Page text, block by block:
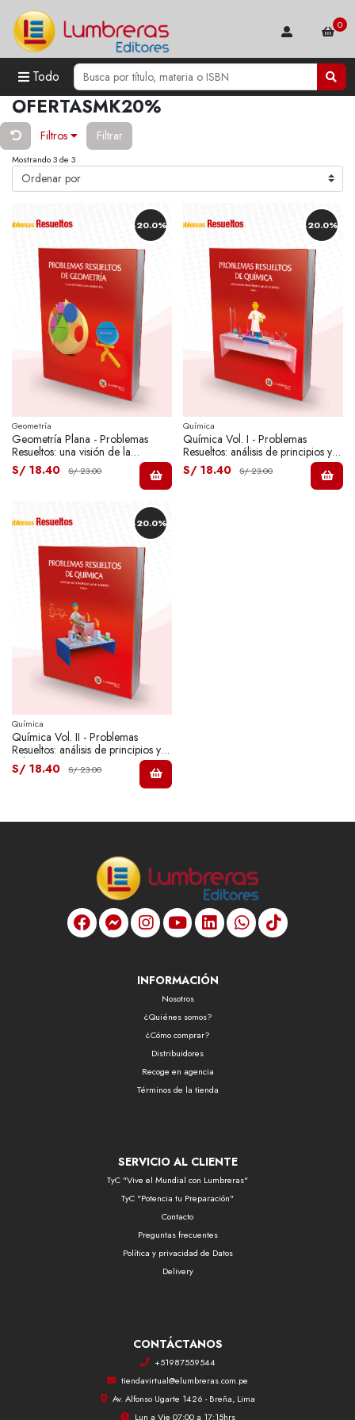
Todo
0
OFERTASMK20%
Filtros Filtrar
Mostrando 3 de 3
-20.0%
Geometría
Geometría Plana - Problemas
Resueltos: una visión de la
planimetría.
S/ 18.40 S/ 23.00
-20.0%
Química
Química Vol. I - Problemas
Resueltos: análisis de principios y
aplicaciones
S/ 18.40 S/ 23.00
-20.0%
Química
Química Vol. II - Problemas
Resueltos: análisis de principios y
aplicaciones.
S/ 18.40 S/ 23.00
INFORMACIÓN
Nosotros
¿Quiénes somos?
¿Cómo comprar?
Distribuidores
Recoge en agencia
Términos de la tienda
SERVICIO AL CLIENTE
TyC "Vive el Mundial con Lumbreras"
TyC "Potencia tu Preparación"
Contacto
Preguntas frecuentes
Política y privacidad de Datos
Delivery
CONTÁCTANOS
+51987559544
tiendavirtual@elumbreras.com.pe
Av. Alfonso Ugarte 1426 - Breña, Lima
Lun a Vie 07:00 a 17:15hrs